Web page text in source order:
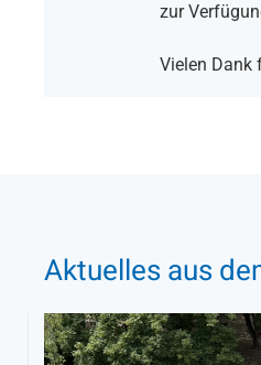
zur
Vielen Dank
Aktuelles aus